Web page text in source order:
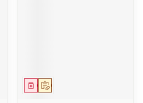
Op voorschrift
Geneesmiddel